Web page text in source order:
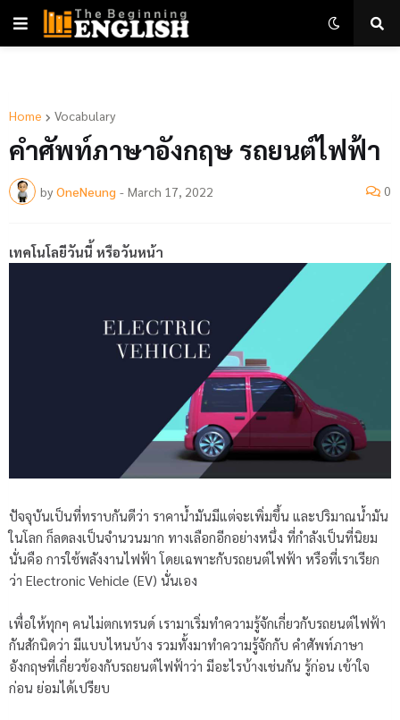
Home Vocabulary
คำศัพท์ภาษาอังกฤษ รถยนต์ไฟฟ้า
by OneNeung - March 17, 2022 0
เทคโนโลยีวันนี้ หรือวันหน้า
ปัจจุบันเป็นที่ทราบกันดีว่า ราคาน้ำมันมีแต่จะเพิ่มขึ้น และปริมาณน้ำมัน
ในโลก ก็ลดลงเป็นจำนวนมาก ทางเลือกอีกอย่างหนึ่ง ที่กำลังเป็นที่นิยม
นั่นคือ การใช้พลังงานไฟฟ้า โดยเฉพาะกับรถยนต์ไฟฟ้า หรือที่เราเรียก
ว่า Electronic Vehicle (EV) นั่นเอง
เพื่อให้ทุกๆ คนไม่ตกเทรนด์ เรามาเริ่มทำความรู้จักเกี่ยวกับรถยนต์ไฟฟ้า
กันสักนิดว่า มีแบบไหนบ้าง รวมทั้งมาทำความรู้จักกับ คำศัพท์ภาษา
อังกฤษที่เกี่ยวข้องกับรถยนต์ไฟฟ้าว่า มีอะไรบ้างเช่นกัน รู้ก่อน เข้าใจ
ก่อน ย่อมได้เปรียบ